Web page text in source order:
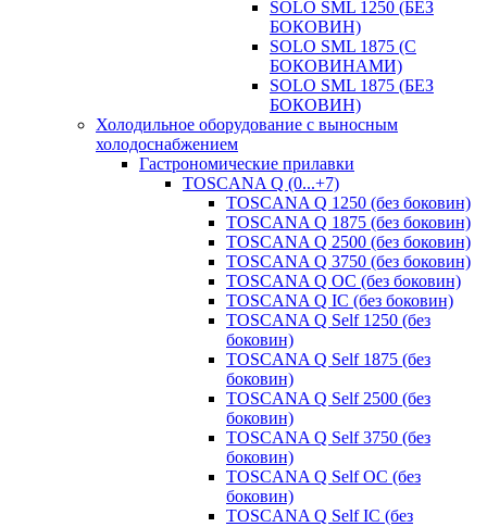
SOLO SML 1250 (БЕЗ
БОКОВИН)
SOLO SML 1875 (С
БОКОВИНАМИ)
SOLO SML 1875 (БЕЗ
БОКОВИН)
Холодильное оборудование с выносным
холодоснабжением
Гастрономические прилавки
TOSCANA Q (0...+7)
TOSCANA Q 1250 (без боковин)
TOSCANA Q 1875 (без боковин)
TOSCANA Q 2500 (без боковин)
TOSCANA Q 3750 (без боковин)
TOSCANA Q ОС (без боковин)
TOSCANA Q IC (без боковин)
TOSCANA Q Self 1250 (без
боковин)
TOSCANA Q Self 1875 (без
боковин)
TOSCANA Q Self 2500 (без
боковин)
TOSCANA Q Self 3750 (без
боковин)
TOSCANA Q Self OC (без
боковин)
TOSCANA Q Self IC (без